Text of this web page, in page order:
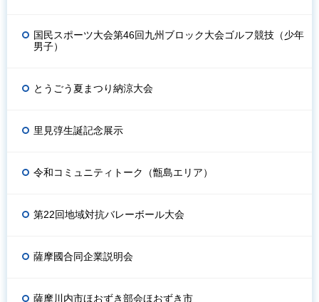
国民スポーツ大会第46回九州ブロック大会ゴルフ競技（少年
男子）
とうごう夏まつり納涼大会
里見弴生誕記念展示
令和コミュニティトーク（甑島エリア）
第22回地域対抗バレーボール大会
薩摩國合同企業説明会
薩摩川内市ほおずき部会ほおずき市